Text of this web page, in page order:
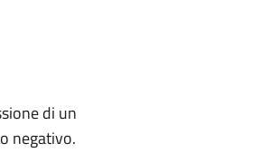
di un
negativo.